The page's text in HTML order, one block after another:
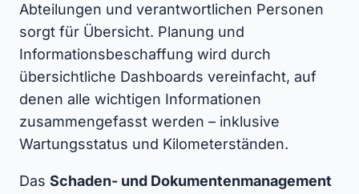
Abteilungen und verantwortlichen Personen
sorgt für Übersicht. Planung und
Informationsbeschaffung wird durch
übersichtliche Dashboards vereinfacht, auf
denen alle wichtigen Informationen
zusammengefasst werden – inklusive
Wartungsstatus und Kilometerständen.
Das Schaden- und Dokumentenmanagement